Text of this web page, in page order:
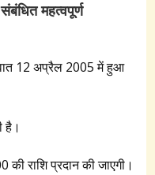
महत्वपूर्ण
12 अप्रैल 2005 में हुआ
है।
की राशि प्रदान की जाएगी।